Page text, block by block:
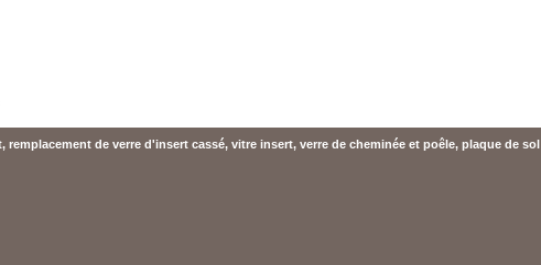
remplacement de verre d'insert cassé, vitre insert, verre de cheminée et poêle, plaque de sol